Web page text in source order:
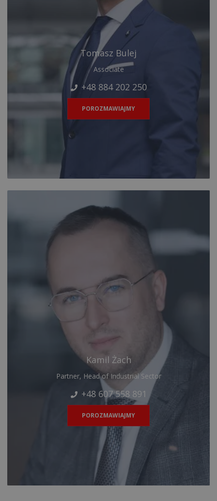
Tomasz Bulej
Associate
+48 884 202 250
POROZMAWIAJMY
Kamil Żach
Partner, Head of Industrial Sector
+48 607 558 891
POROZMAWIAJMY